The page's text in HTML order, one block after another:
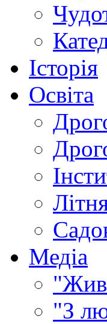
Історія
Освіта
Медіа
"З